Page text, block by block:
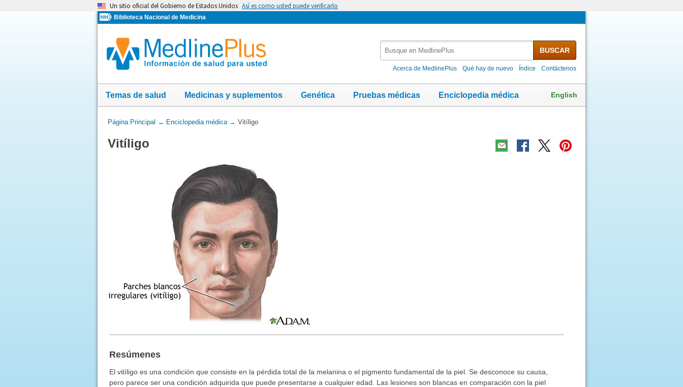
Un sitio oficial del Gobierno de Estados Unidos Así es como usted puede verificarlo
Biblioteca Nacional de Medicina
MedlinePlus
BUSCAR
Acerca de MedlinePlus Qué hay de nuevo Índice Contáctenos
Temas de salud Medicinas y suplementos Genética Pruebas médicas Enciclopedia médica English
Usted
aquí:
Página Principal → Enciclopedia médica→ Vitíligo
Vitíligo
Resúmenes
El vitíligo es una condición que consiste en la pérdida total de la melanina o el pigmento fundamental de la piel. Se desconoce su causa,
pero parece ser una condición adquirida que puede presentarse a cualquier edad. Las lesiones son blancas en comparación con la piel